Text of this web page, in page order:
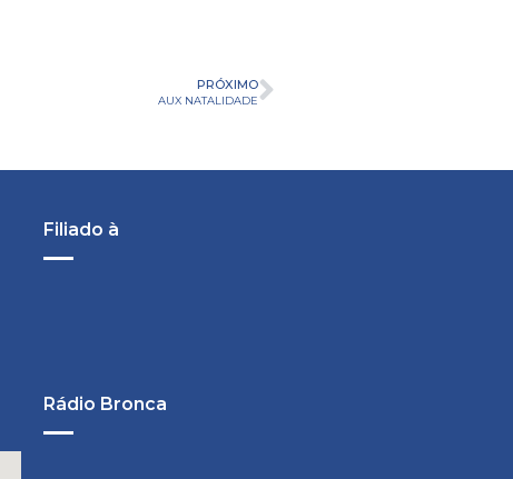
PRÓXIMO
AUX NATALIDADE
Filiado à
Rádio Bronca